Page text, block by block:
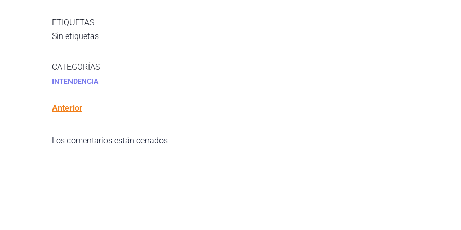
ETIQUETAS
Sin etiquetas
CATEGORÍAS
INTENDENCIA
Anterior
Los comentarios están cerrados